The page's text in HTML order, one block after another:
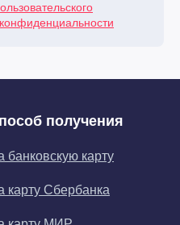
получения
банковскую карту
карту Сбербанка